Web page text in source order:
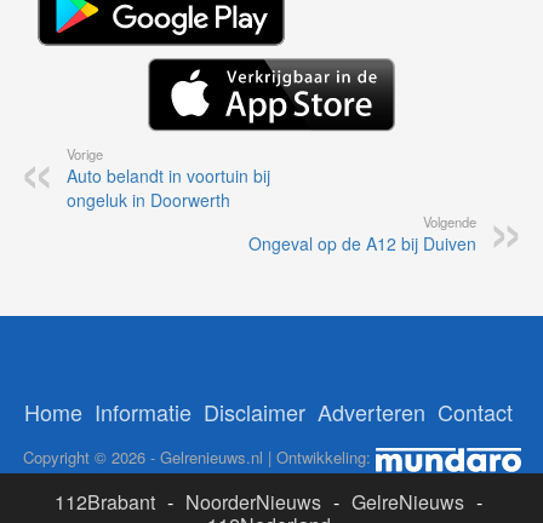
Vorige
Auto belandt in voortuin bij
ongeluk in Doorwerth
Volgende
Ongeval op de A12 bij Duiven
Home Informatie Disclaimer Adverteren Contact
Copyright © 2026 - Gelrenieuws.nl | Ontwikkeling:
112Brabant - NoorderNieuws - GelreNieuws -